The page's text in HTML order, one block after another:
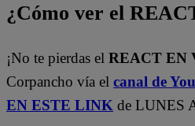
¿Cómo ver el
¡No te pierdas el REACT EN
Corpancho vía el canal de
EN ESTE LINK de LUNES